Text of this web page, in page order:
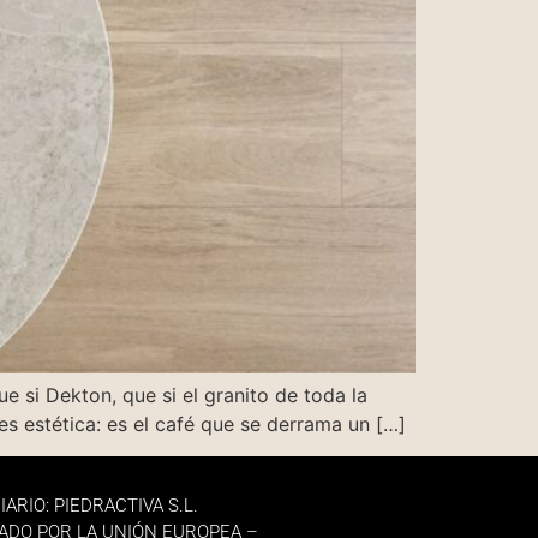
si Dekton, que si el granito de toda la
estética: es el café que se derrama un […]
PIEDRACTIVA S.L.
POR LA UNIÓN EUROPEA –